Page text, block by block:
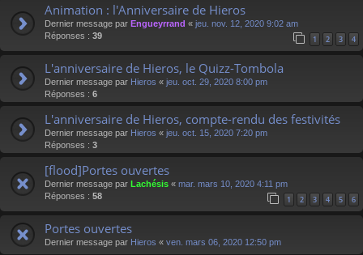
Animation : l'Anniversaire de Hieros
Dernier message par Engueyrrand « jeu. nov. 12, 2020 9:02 am
Réponses : 39 1 2 3 4
L'anniversaire de Hieros, le Quizz-Tombola
Dernier message par Hieros « jeu. oct. 29, 2020 8:00 pm
Réponses : 6
L'anniversaire de Hieros, compte-rendu des festivités
Dernier message par Hieros « jeu. oct. 15, 2020 7:20 pm
Réponses : 3
[flood]Portes ouvertes
Dernier message par Lachésis « mar. mars 10, 2020 4:11 pm
Réponses : 58 1 2 3 4 5 6
Portes ouvertes
Dernier message par Hieros « ven. mars 06, 2020 12:50 pm